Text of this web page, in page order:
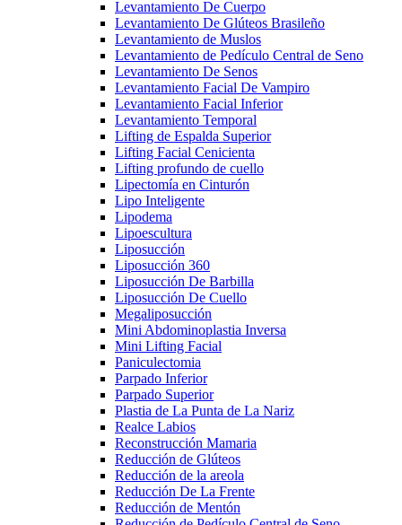
Levantamiento De Cuerpo
Levantamiento De Glúteos Brasileño
Levantamiento de Muslos
Levantamiento de Pedículo Central de Seno
Levantamiento De Senos
Levantamiento Facial De Vampiro
Levantamiento Facial Inferior
Levantamiento Temporal
Lifting de Espalda Superior
Lifting Facial Cenicienta
Lifting profundo de cuello
Lipectomía en Cinturón
Lipo Inteligente
Lipodema
Lipoescultura
Liposucción
Liposucción 360
Liposucción De Barbilla
Liposucción De Cuello
Megaliposucción
Mini Abdominoplastia Inversa
Mini Lifting Facial
Paniculectomia
Parpado Inferior
Parpado Superior
Plastia de La Punta de La Nariz
Realce Labios
Reconstrucción Mamaria
Reducción de Glúteos
Reducción de la areola
Reducción De La Frente
Reducción de Mentón